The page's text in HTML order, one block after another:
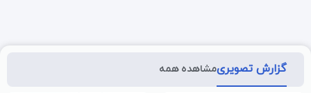
گزارش تصویریمشاهده همه